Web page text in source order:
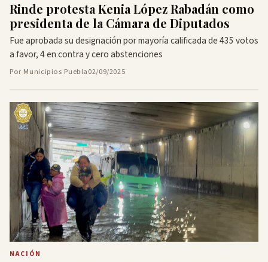
Rinde protesta Kenia López Rabadán como
presidenta de la Cámara de Diputados
Fue aprobada su designación por mayoría calificada de 435 votos
a favor, 4 en contra y cero abstenciones
Por Municipios Puebla02/09/2025
NACIÓN